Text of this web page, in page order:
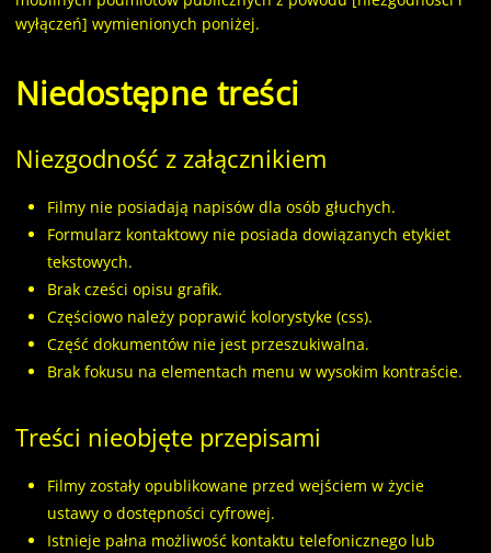
wyłączeń] wymienionych poniżej.
Niedostępne treści
Niezgodność z załącznikiem
Filmy nie posiadają napisów dla osób głuchych.
Formularz kontaktowy nie posiada dowiązanych etykiet
tekstowych.
Brak cześci opisu grafik.
Częściowo należy poprawić kolorystyke (css).
Część dokumentów nie jest przeszukiwalna.
Brak fokusu na elementach menu w wysokim kontraście.
Treści nieobjęte przepisami
Filmy zostały opublikowane przed wejściem w życie
ustawy o dostępności cyfrowej.
Istnieje pałna możliwość kontaktu telefonicznego lub